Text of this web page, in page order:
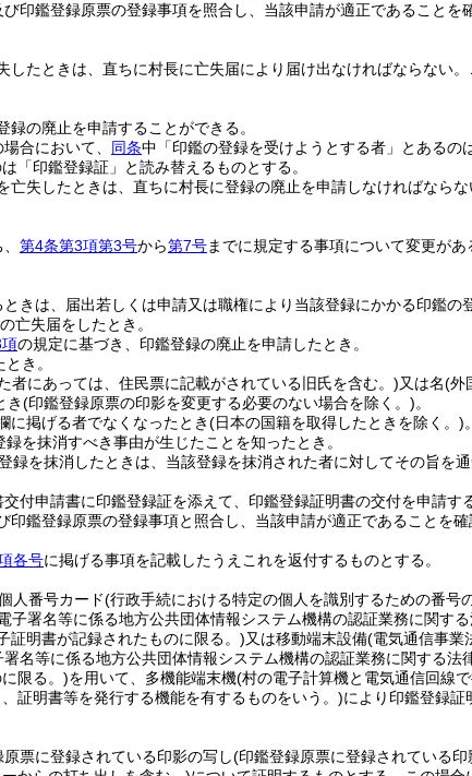
印鑑登録原票の登録事項を照合し、当該申請が適正であることを
たときは、直ちに村長に亡失届により届け出なければならない。
の廃止を申請することができる。
場合において、 同条中「印鑑の登録を受けようとする者」とあるの
「印鑑登録証」と読み替えるものとする。
失したときは、直ちに村長に登録の廃止を申請しなければならな
第4条第3項第3号から第7号までに規定する事項について変更が
きは、届出若しくは申請又は職権により当該登録にかかる印鑑の
亡失届をしたとき。
の規定に基づき、印鑑登録の廃止を申請したとき。
き。
者にあっては、住民票に記載がされている旧氏を含む。)又は名(外
き(印鑑登録原票の印影を変更する必要のない場合を除く。)。
に掲げる者でなくなったとき(日本の国籍を取得したときを除く。)。
を抹消すべき事由が生じたことを知ったとき。
録を抹消したときは、当該登録を抹消された者に対してその旨を通
付申請書に印鑑登録証を添えて、印鑑登録証明書の交付を申請す
印鑑登録原票の登録事項と照合し、当該申請が適正であることを
各号に掲げる事項を記載したうえこれを返付するものとする。
人番号カード(行政手続における特定の個人を識別するための番号
子署名等に係る地方公共団体情報システム機構の認証業務に関す
証明書が記録されたものに限る。)又は移動端末設備(電気通信事業
名等に係る地方公共団体情報システム機構の認証業務に関する法
限る。)を用いて、多機能端末機(村の電子計算機と電気通信回線
証明書等を発行する機能を有するものをいう。)により印鑑登録証
票に登録されている印影の写し(印鑑登録原票に登録されている